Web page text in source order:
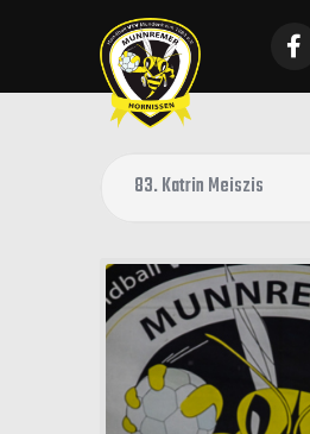
Mannschaften
VTV Mundenheim
Sponsoring
Galerie
Tickets